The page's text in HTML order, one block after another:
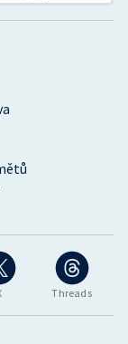
Threads